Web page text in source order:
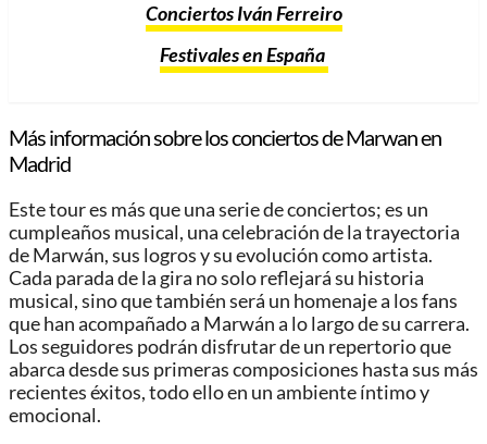
Conciertos Iván Ferreiro
Festivales en España
Más información sobre los conciertos de Marwan en
Madrid
Este tour es más que una serie de conciertos; es un
cumpleaños musical, una celebración de la trayectoria
de Marwán, sus logros y su evolución como artista.
Cada parada de la gira no solo reflejará su historia
musical, sino que también será un homenaje a los fans
que han acompañado a Marwán a lo largo de su carrera.
Los seguidores podrán disfrutar de un repertorio que
abarca desde sus primeras composiciones hasta sus más
recientes éxitos, todo ello en un ambiente íntimo y
emocional.